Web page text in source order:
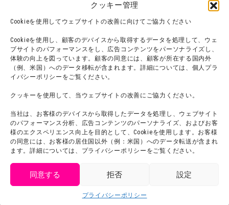
クッキー管理
Cookieを使用してウェブサイトの改善に向けてご協力ください
Cookieを使用し、顧客のデバイスから取得するデータを処理して、ウェ
ブサイトのパフォーマンスをし、広告コンテンツをパーソナライズし、
体験の向上を図っています。顧客の同意には、顧客が所在する国内外
（例、米国）へのデータ移転が含まれます。詳細については、個人プラ
イバシーポリシーをご覧ください。
クッキーを使用して、当ウェブサイトの改善にご協力ください。
当社は、お客様のデバイスから取得したデータを処理し、ウェブサイト
のパフォーマンス分析、広告コンテンツのパーソナライズ、およびお客
様のエクスペリエンス向上を目的として、Cookieを使用します。お客様
の同意には、お客様の居住国以外（例：米国）へのデータ転送が含まれ
ます。詳細については、プライバシーポリシーをご覧ください。
同意する 拒否 設定
プライバシーポリシー
団体利用について
お問い合わせ
利用規約
プライバシーポリシー
プレスリリース
メディア掲載実績
会社概要
スタッフ募集